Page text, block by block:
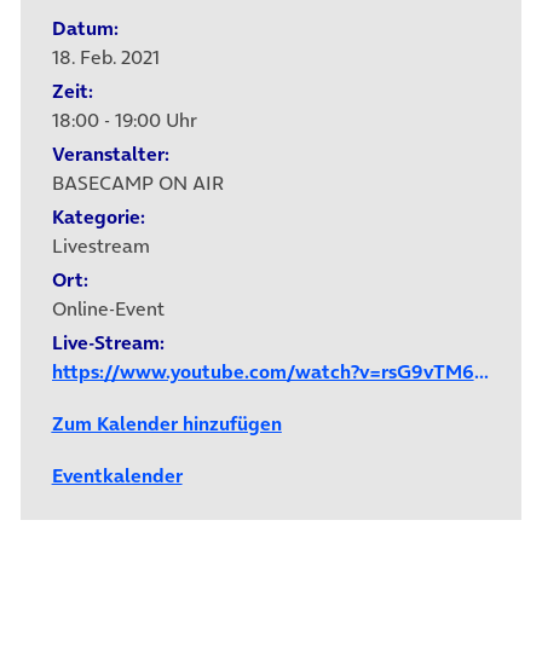
Datum:
18. Feb. 2021
Zeit:
18:00 - 19:00 Uhr
Veranstalter:
BASECAMP ON AIR
Kategorie:
Livestream
Ort:
Online-Event
Live-Stream:
https://www.youtube.com/watch?v=rsG9vTM6E8Q
Zum Kalender hinzufügen
Eventkalender